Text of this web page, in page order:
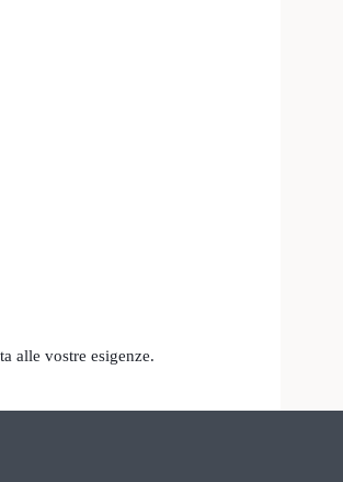
alle vostre esigenze.